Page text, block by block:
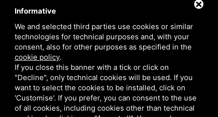
info@immobiliarecasini.it
© 2026 Immobiliare Casini p.iva 01290790292 -Privacy policy
Diese Website ist durch Google reCAPTCHA v3 geschützt,Privacy PolicyundTerms of
Servicedurch Google .
Informative
We and selected third parties use cookies or similar
technologies for technical purposes and, with your
consent, also for other purposes as specified in the
cookie policy.
If you close this banner with a tick or click on
"Decline", only technical cookies will be used. If you
want to select the cookies to be installed, click on
'Customise'. If you prefer, you can consent to the use
of all cookies, including cookies other than technical